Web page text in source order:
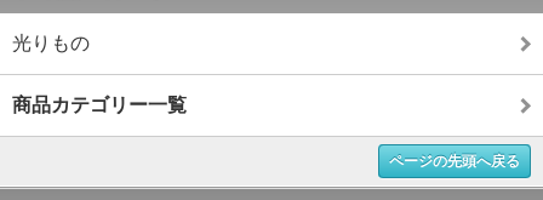
光りもの
商品カテゴリー一覧
ページの先頭へ戻る